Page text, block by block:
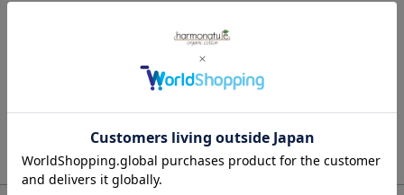
ご利用ガイド